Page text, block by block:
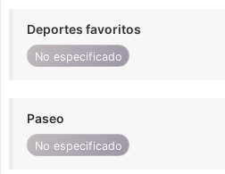
Deportes favoritos
No especificado
Paseo
No especificado